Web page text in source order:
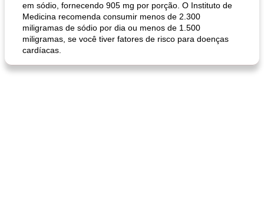
queijo festivo mergulho 'slaw' perfurador de romã temperada
em sódio, fornecendo 905 mg por porção. O Instituto de
Medicina recomenda consumir menos de 2.300
miligramas de sódio por dia ou menos de 1.500
miligramas, se você tiver fatores de risco para doenças
cardíacas.